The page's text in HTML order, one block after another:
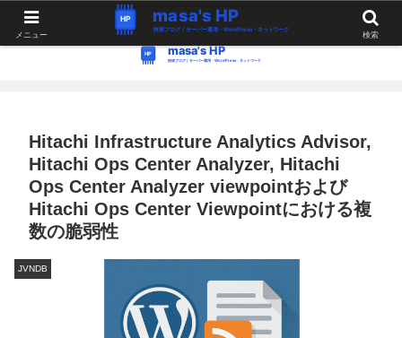
WordPress・Linux関連の情報。つぶやき。
Hitachi Infrastructure Analytics Advisor,
Hitachi Ops Center Analyzer, Hitachi
Ops Center Analyzer viewpointおよび
Hitachi Ops Center Viewpointにおける複
数の脆弱性
JVNDB
メニュー 検索